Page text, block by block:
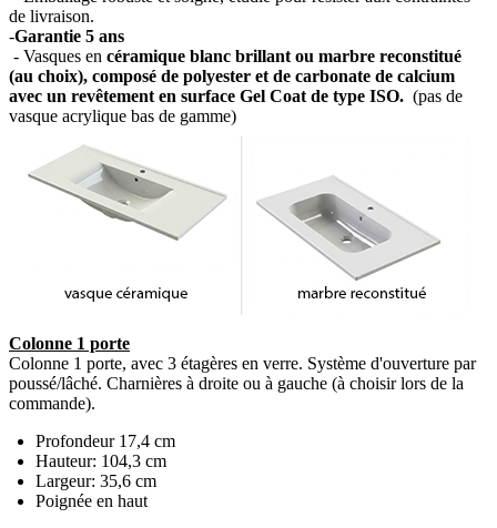
de livraison.
-Garantie 5 ans
- Vasques en céramique blanc brillant ou marbre reconstitué
(au choix), composé de polyester et de carbonate de calcium
avec un revêtement en surface Gel Coat de type ISO. (pas de
vasque acrylique bas de gamme)
Colonne 1 porte
Colonne 1 porte, avec 3 étagères en verre. Système d'ouverture par
poussé/lâché. Charnières à droite ou à gauche (à choisir lors de la
commande).
Profondeur 17,4 cm
Hauteur: 104,3 cm
Largeur: 35,6 cm
Poignée en haut